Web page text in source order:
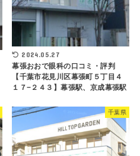
2024.05.27
幕張おおで眼科の口コミ・評判
【千葉市花見川区幕張町５丁目４
１７−２４３】幕張駅、京成幕張駅
千葉県